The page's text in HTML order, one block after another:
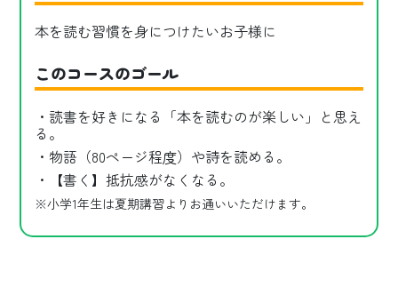
本を読む習慣を身につけたいお子様に
このコースのゴール
・読書を好きになる「本を読むのが楽しい」と思え
る。
・物語（80ページ程度）や詩を読める。
・【書く】抵抗感がなくなる。
※小学1年生は夏期講習よりお通いいただけます。